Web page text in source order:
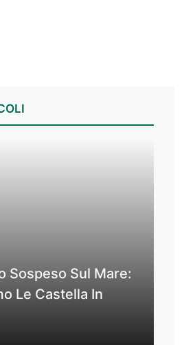
Sospeso Sul Mare:
Le Castella In